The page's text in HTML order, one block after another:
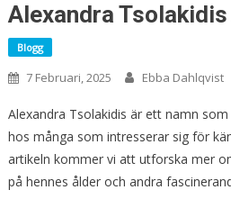
Alexandra
Blogg
7 Februari, 2025 Ebba Dahlqvist
Alexandra Tsolakidis är ett namn
hos många som intresserar sig för
artikeln kommer vi att utforska mer
på hennes ålder och andra